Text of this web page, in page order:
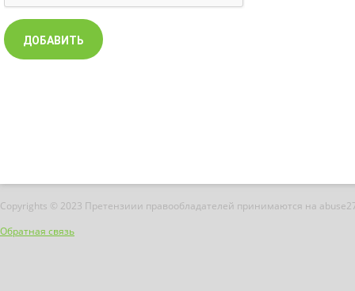
Copyrights © 2023 Претензиии правообладателей принимаются на
Обратная связь